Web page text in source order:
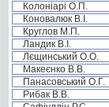
Колоніарі О.П.
Коновалюк В.І.
Круглов М.П.
Ландик В.І.
Лєщинський О.О.
Макеєнко В.В.
Панасовський О.Г.
Рибак В.В.